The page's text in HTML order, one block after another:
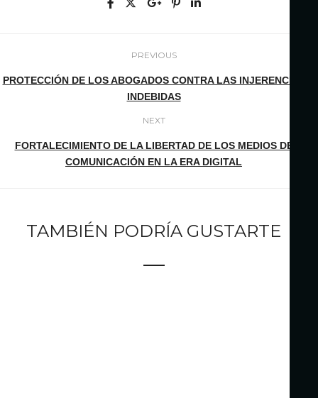
PREVIOUS
PROTECCIÓN DE LOS ABOGADOS CONTRA LAS INJERENCIAS
INDEBIDAS
NEXT
FORTALECIMIENTO DE LA LIBERTAD DE LOS MEDIOS DE
COMUNICACIÓN EN LA ERA DIGITAL
TAMBIÉN PODRÍA GUSTARTE